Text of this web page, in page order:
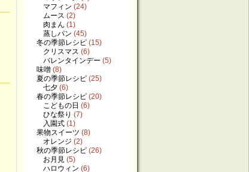
マフィン (24)
ムース (2)
肉まん (1)
蒸しパン (45)
冬の季節レシピ (15)
クリスマス (6)
バレンタインデー (5)
味噌 (8)
夏の季節レシピ (25)
七夕 (6)
春の季節レシピ (20)
こどもの日 (6)
ひな祭り (7)
入園式 (1)
果物スイーツ (8)
オレンジ (2)
秋の季節レシピ (26)
お月見 (5)
ハロウィン (6)